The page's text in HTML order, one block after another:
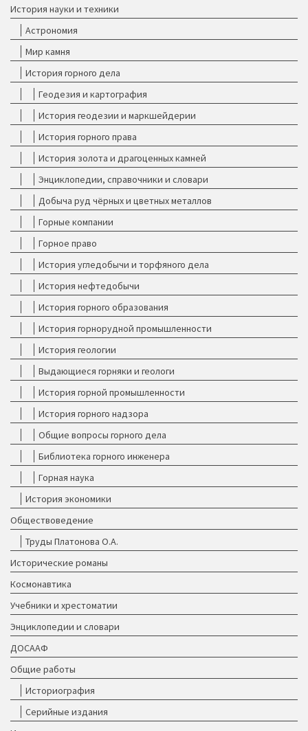
История науки и техники
Астрономия
Мир камня
История горного дела
Геодезия и картография
История геодезии и маркшейдерии
История горного права
История золота и драгоценных камней
Энциклопедии, справочники и словари
Добыча руд чёрных и цветных металлов
Горные компании
Горное право
История угледобычи и торфяного дела
История нефтедобычи
История горного образования
История горнорудной промышленности
История геологии
Выдающиеся горняки и геологи
История горной промышленности
История горного надзора
Общие вопросы горного дела
Библиотека горного инженера
Горная наука
История экономики
Обществоведение
Труды Платонова О.А.
Исторические романы
Космонавтика
Учебники и хрестоматии
Энциклопедии и словари
ДОСААФ
Общие работы
Историография
Серийные издания